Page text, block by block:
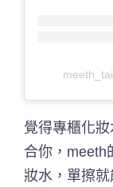
覺得專櫃化
合你，meeth
妝水，單擦